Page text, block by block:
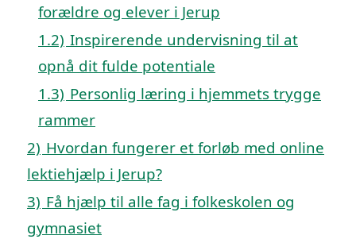
forældre og elever i Jerup
1.2) Inspirerende undervisning til at
opnå dit fulde potentiale
1.3) Personlig læring i hjemmets trygge
rammer
2) Hvordan fungerer et forløb med online
lektiehjælp i Jerup?
3) Få hjælp til alle fag i folkeskolen og
gymnasiet